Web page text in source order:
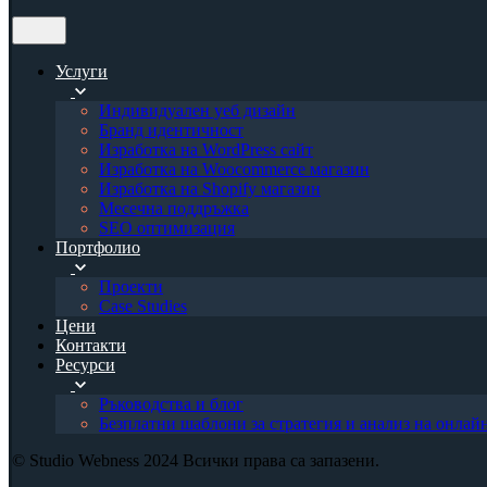
Услуги
Индивидуален уеб дизайн
Бранд идентичност
Изработка на WordPress сайт
Изработка на Woocommerce магазин
Изработка на Shopify магазин
Месечна поддръжка
SEO оптимизация
Портфолио
Проекти
Case Studies
Цени
Контакти
Ресурси
Ръководства и блог
Безплатни шаблони за стратегия и анализ на
© Studio Webness 2024 Всички права са запазени.